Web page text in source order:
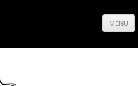
MENÜ
Springe